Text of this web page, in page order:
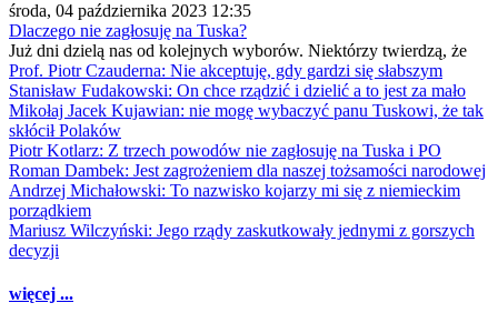
środa, 04 października 2023 12:35
Dlaczego nie zagłosuję na Tuska?
Już dni dzielą nas od kolejnych wyborów. Niektórzy twierdzą, że
Prof. Piotr Czauderna: Nie akceptuję, gdy gardzi się słabszym
Stanisław Fudakowski: On chce rządzić i dzielić a to jest za mało
Mikołaj Jacek Kujawian: nie mogę wybaczyć panu Tuskowi, że tak
skłócił Polaków
Piotr Kotlarz: Z trzech powodów nie zagłosuję na Tuska i PO
Roman Dambek: Jest zagrożeniem dla naszej tożsamości narodowej
Andrzej Michałowski: To nazwisko kojarzy mi się z niemieckim
porządkiem
Mariusz Wilczyński: Jego rządy zaskutkowały jednymi z gorszych
decyzji
więcej ...